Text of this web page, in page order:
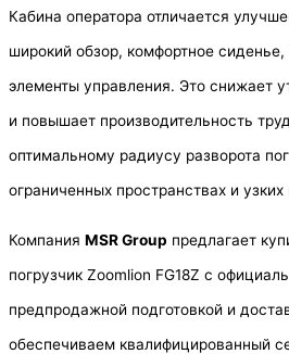
Кабина оператора отличается
широкий обзор, комфортное
элементы управления. Это снижает
и повышает производительность
оптимальному радиусу разворота
ограниченных пространствах и узких
Компания MSR Group предлагает
погрузчик Zoomlion FG18Z с
предпродажной подготовкой и
обеспечиваем квалифицированный